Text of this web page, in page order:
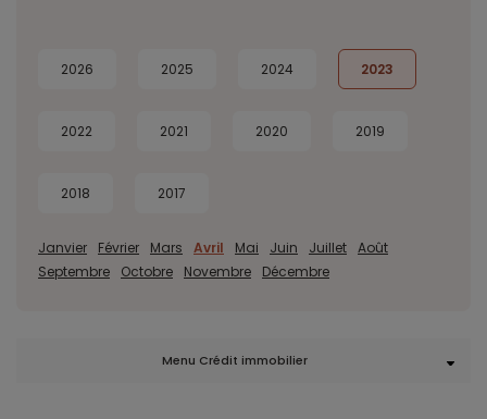
2026 2025 2024 2023
2022 2021 2020 2019
2018 2017
Janvier Février Mars Avril Mai Juin Juillet Août
Septembre
Octobre Novembre Décembre
Menu Crédit immobilier